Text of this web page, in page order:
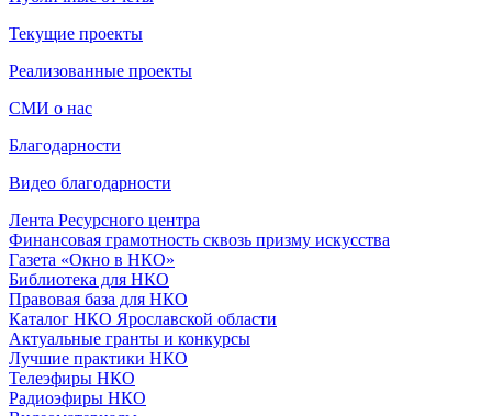
Текущие проекты
Реализованные проекты
СМИ о нас
Благодарности
Видео благодарности
Лента Ресурсного центра
Финансовая грамотность сквозь призму искусства
Газета «Окно в НКО»
Библиотека для НКО
Правовая база для НКО
Каталог НКО Ярославской области
Актуальные гранты и конкурсы
Лучшие практики НКО
Телеэфиры НКО
Радиоэфиры НКО